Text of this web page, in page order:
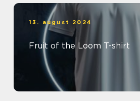
13. august 2024
Fruit of the Loom T-shirt